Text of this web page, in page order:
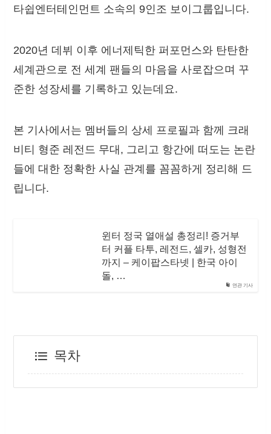
타쉽엔터테인먼트 소속의 9인조 보이그룹입니다.
2020년 데뷔 이후 에너제틱한 퍼포먼스와 탄탄한
세계관으로 전 세계 팬들의 마음을 사로잡으며 꾸
준한 성장세를 기록하고 있는데요.
본 기사에서는 멤버들의 상세 프로필과 함께 크래
비티 형준 레전드 무대, 그리고 항간에 떠도는 논란
들에 대한 정확한 사실 관계를 꼼꼼하게 정리해 드
립니다.
연관 기사
윈터 정국 열애설 총정리! 증거부
터 커플 타투, 레전드, 셀카, 성형전
까지 – 케이팝스타넷 | 한국 아이
돌, …
목차